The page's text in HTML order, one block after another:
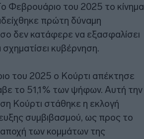
Φεβρουάριο του 2025 το κίνημα
πρώτη δύναμη
δεν κατάφερε να εξασφαλίσει
κυβέρνηση.
του 2025 ο Κούρτι απέκτησε
το 51,1% των ψήφων. Αυτή την
Κούρτι στάθηκε η εκλογή
συμβιβασμού, ως προς το
των κομμάτων της